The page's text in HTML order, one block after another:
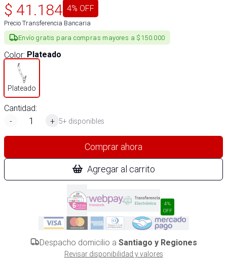
$ 41.184 4% OFF
Precio Transferencia Bancaria
Envío gratis para compras mayores a $150.000
Color: Plateado
Plateado
Cantidad:
-
+ 5+ disponibles
Comprar ahora
Agregar al carrito
4%
OFF
Despacho domicilio a Santiago y Regiones
Revisar disponibilidad y valores